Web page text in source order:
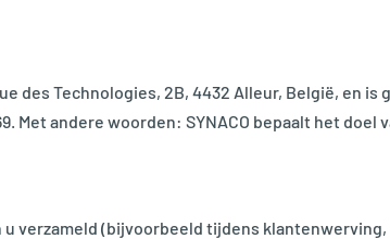
des Technologies, 2B, 4432 Alleur, België, en is
Met andere woorden: SYNACO bepaalt het doel
verzameld (bijvoorbeeld tijdens